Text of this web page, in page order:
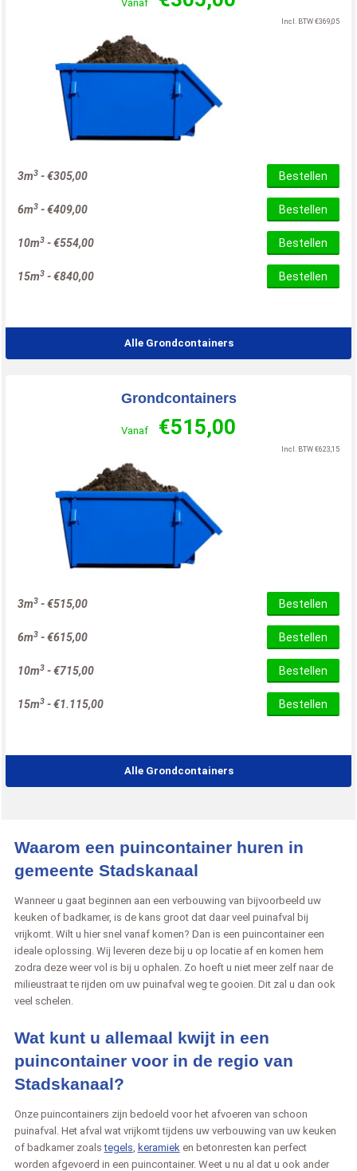
Vanaf
Incl. BTW €369,05
3m3 -€305,00 Bestellen
6m3 -€409,00 Bestellen
10m3 -€554,00 Bestellen
15m3 -€840,00 Bestellen
Alle Grondcontainers
Grondcontainers
Vanaf €515,00
Incl. BTW €623,15
3m3 -€515,00 Bestellen
6m3 -€615,00 Bestellen
10m3 -€715,00 Bestellen
15m3 -€1.115,00 Bestellen
Alle Grondcontainers
Waarom een puincontainer huren in
gemeente Stadskanaal
Wanneer u gaat beginnen aan een verbouwing van bijvoorbeeld uw
keuken of badkamer, is de kans groot dat daar veel puinafval bij
vrijkomt. Wilt u hier snel vanaf komen? Dan is een puincontainer een
ideale oplossing. Wij leveren deze bij u op locatie af en komen hem
zodra deze weer vol is bij u ophalen. Zo hoeft u niet meer zelf naar de
milieustraat te rijden om uw puinafval weg te gooien. Dit zal u dan ook
veel schelen.
Wat kunt u allemaal kwijt in een
puincontainer voor in de regio van
Stadskanaal?
Onze puincontainers zijn bedoeld voor het afvoeren van schoon
puinafval. Het afval wat vrijkomt tijdens uw verbouwing van uw keuken
of badkamer zoalstegels, keramieken betonresten kan perfect
worden afgevoerd in een puincontainer. Weet u nu al dat u ook ander